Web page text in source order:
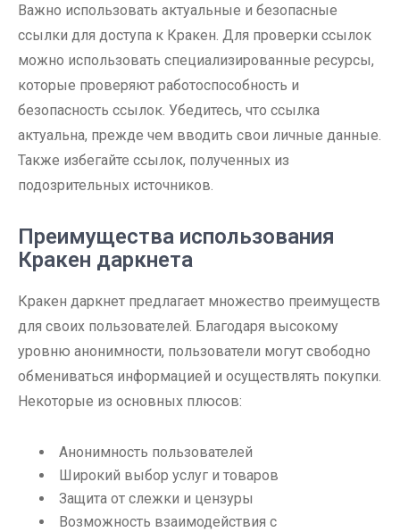
Важно использовать актуальные и безопасные
ссылки для доступа к Кракен. Для проверки ссылок
можно использовать специализированные ресурсы,
которые проверяют работоспособность и
безопасность ссылок. Убедитесь, что ссылка
актуальна, прежде чем вводить свои личные данные.
Также избегайте ссылок, полученных из
подозрительных источников.
Преимущества использования
Кракен даркнета
Кракен даркнет предлагает множество преимуществ
для своих пользователей. Благодаря высокому
уровню анонимности, пользователи могут свободно
обмениваться информацией и осуществлять покупки.
Некоторые из основных плюсов:
Анонимность пользователей
Широкий выбор услуг и товаров
Защита от слежки и цензуры
Возможность взаимодействия с